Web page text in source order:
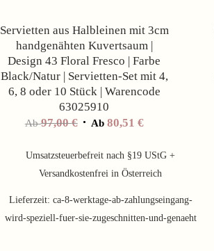
Servietten aus Halbleinen mit 3cm
handgenähten Kuvertsaum |
Design 43 Floral Fresco | Farbe
Black/Natur | Servietten-Set mit 4,
6, 8 oder 10 Stück | Warencode
63025910
Ab97,00€ Ab 80,51 €
Umsatzsteuerbefreit nach §19 UStG +
Versandkostenfrei in Österreich
Lieferzeit: ca-8-werktage-ab-zahlungseingang-
wird-speziell-fuer-sie-zugeschnitten-und-genaeht